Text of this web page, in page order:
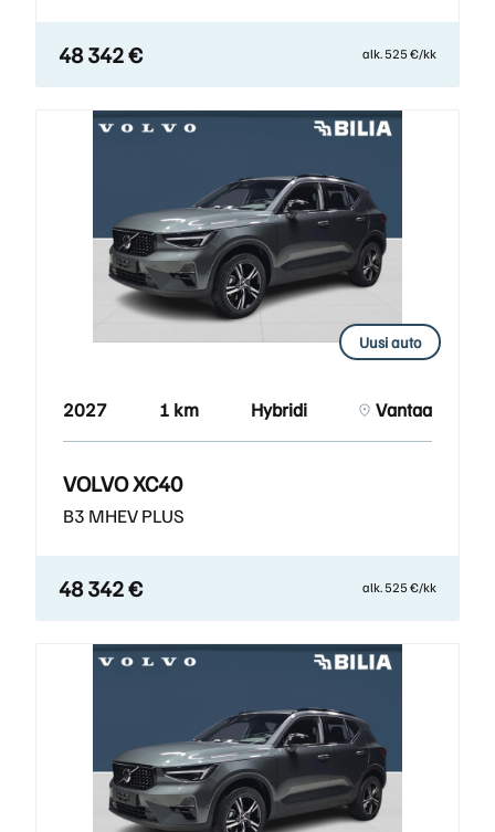
48 342 € alk. 525 €/kk
Uusi auto
2027 1 km Hybridi Vantaa
VOLVO XC40
B3 MHEV PLUS
48 342 € alk. 525 €/kk